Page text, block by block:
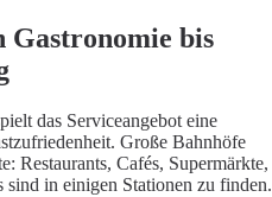
Gastronomie bis
das Serviceangebot eine
Große Bahnhöfe
Restaurants, Cafés, Supermärkte,
sind in einigen Stationen zu finden.